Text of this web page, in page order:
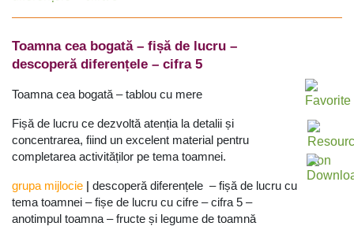
Toamna cea bogată – fișă de lucru –
descoperă diferențele – cifra 5
Toamna cea bogată – tablou cu mere
Fișă de lucru ce dezvoltă atenția la detalii și
concentrarea, fiind un excelent material pentru
completarea activităților pe tema toamnei.
grupa mijlocie | descoperă diferențele – fișă de lucru cu
tema toamnei – fișe de lucru cu cifre – cifra 5 –
anotimpul toamna – fructe și legume de toamnă